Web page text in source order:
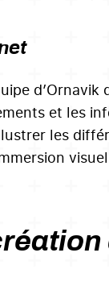
d’Ornavik
et les
les